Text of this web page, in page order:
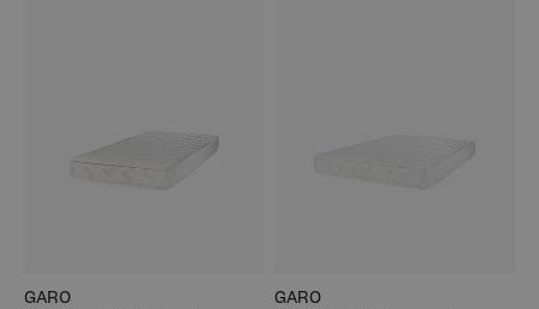
GARO GARO